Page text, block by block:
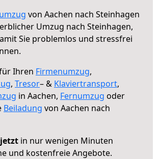
von Aachen nach Steinhagen
Umzug nach Steinhagen,
Sie problemlos und stressfrei
Ihren Firmenumzug,
, Tresor– & Klaviertransport,
in Aachen, Fernumzug oder
Beiladung von Aachen nach
in nur wenigen Minuten
und kostenfreie Angebote.